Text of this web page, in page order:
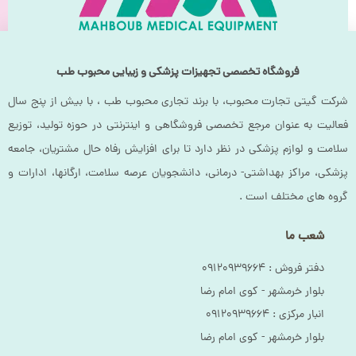
نکات مهم هنگام انتخاب برانکارد صندلی شونده
دهنده مراقبت های بهداشتی را در نظر بگیرید. برخی از عواملی که باید در
نظر گرفته شوند وزن و اندازه بیمار، نوع بیماری یا آسیب بیمار، محیطی
که برانکارد در آن استفاده خواهد شد می باشد. برانکاردهای صندلی
شونده ابزاری ارزشمند برای حمل و نقل ایمن و راحت بیماران هستند. آنها
می توانند به بهبود کیفیت مراقبت از بیمار و کاهش خطر آسیب به بیمار
برانکارد اسکوپ ساخته شده از آلیاژ آلومینیوم و بسیار مستحکم و مناسب
برای استفاده در مواقع ایجاد صدمات استخوانی و جراحت های ناشی از
تصادفات در فروشگاه حامی طب متین موجود می باشد جهت خرید
برانکارد اسکوپ و اطلاع از قیمت آن با مجموعه محبوب طب در تماس
فروشگاه تخصصی تجهیزات پزشکی و زیبایی محبوب طب
شرکت گیتی تجارت محبوب، با برند تجاری محبوب طب ، با بیش از پنج سال
فعالیت به عنوان مرجع تخصصی فروشگاهی و اینترنتی در حوزه تولید، توزیع
سلامت و لوازم پزشکی در نظر دارد تا برای افزایش رفاه حال مشتریان، جامعه
پزشکی، مراکز بهداشتی- درمانی، دانشجویان عرصه سلامت، ارگانها، ادارات و
گروه های مختلف است .
شعب ما
دفتر فروش :‌ ۰۹۱۲۰۹۳۹۶۶۴
بلوار خرمشهر - کوی امام رضا
انبار مرکزی :‌ ۰۹۱۲۰۹۳۹۶۶۴
بلوار خرمشهر - کوی امام رضا